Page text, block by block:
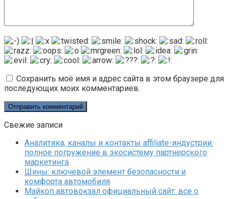
Сохранить моё имя и адрес сайта в этом браузере для
последующих моих комментариев.
Свежие записи
Аналитика, каналы и контакты affiliate-индустрии:
полное погружение в экосистему партнерского
маркетинга
Шины: ключевой элемент безопасности и
комфорта автомобиля
Майкоп автовокзал официальный сайт: все о